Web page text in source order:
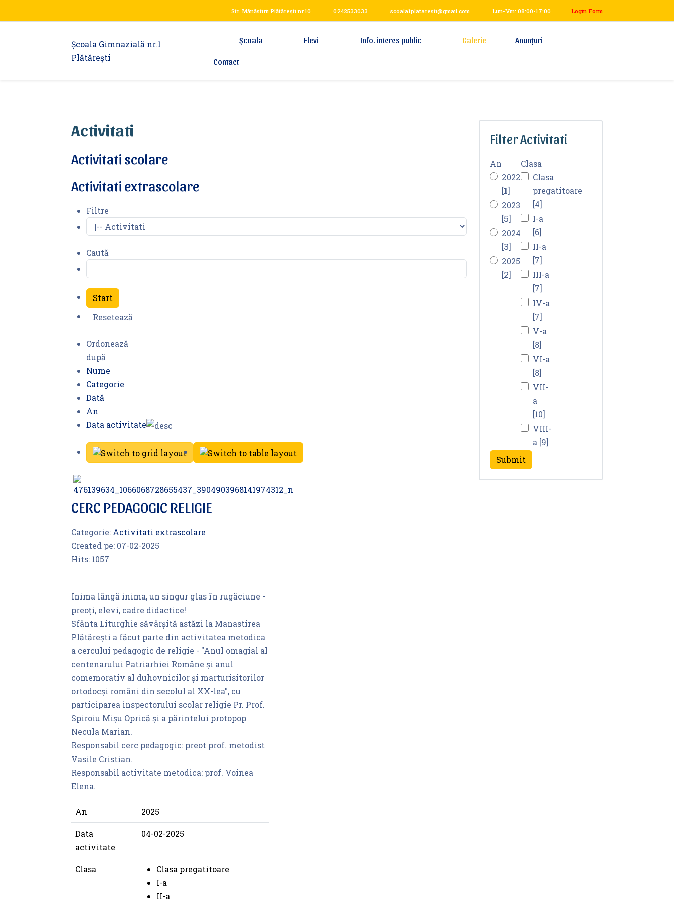
Str. Mănăstirii Plătărești nr.10 0242533033 scoala1plataresti@gmail.com Lun-Vin: 08:00-17:00 Login Form
Şcoala Gimnazială nr.1
Plătărești
Școala Elevi Info. interes public Galerie Anunțuri
Contact
Activitati
Activitati scolare
Activitati extrascolare
Filtre
Caută
Ordonează
după
Nume
Categorie
Dată
An
Data activitate
CERC PEDAGOGIC RELIGIE
Categorie: Activitati extrascolare
Created pe: 07-02-2025
Hits: 1057
Inima lângă inima, un singur glas în rugăciune -
preoți, elevi, cadre didactice!
Sfânta Liturghie săvârșită astăzi la Manastirea
Plătărești a făcut parte din activitatea metodica
a cercului pedagogic de religie - "Anul omagial al
centenarului Patriarhiei Române și anul
comemorativ al duhovnicilor și marturisitorilor
ortodocși români din secolul al XX-lea", cu
participarea inspectorului scolar religie Pr. Prof.
Spiroiu Mișu Oprică și a părintelui protopop
Necula Marian.
Responsabil cerc pedagogic: preot prof. metodist
Vasile Cristian.
Responsabil activitate metodica: prof. Voinea
Elena.
An 2025
Data
activitate
04-02-2025
Clasa
Clasa pregatitoare
I-a
II-a
Filter Activitati
An
2022
[1]
2023
[5]
2024
[3]
2025
[2]
Clasa
Clasa
pregatitoare
[4]
I-a
[6]
II-a
[7]
III-a
[7]
IV-a
[7]
V-a
[8]
VI-a
[8]
VII-
a
[10]
VIII-
a [9]